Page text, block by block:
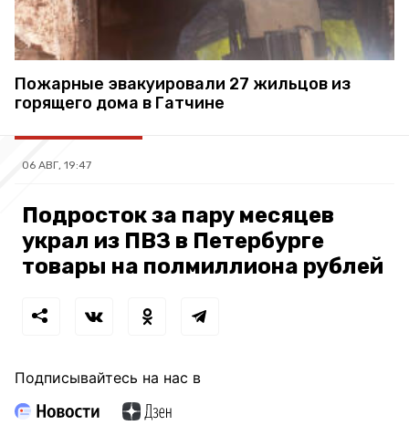
Пожарные эвакуировали 27 жильцов из
горящего дома в Гатчине
06 АВГ, 19:47
Подросток за пару месяцев
украл из ПВЗ в Петербурге
товары на полмиллиона рублей
Подписывайтесь на нас в